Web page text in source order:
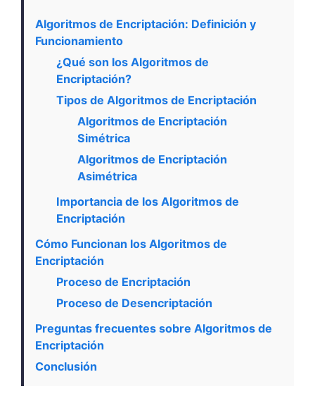
Algoritmos de Encriptación: Definición y
Funcionamiento
¿Qué son los Algoritmos de
Encriptación?
Tipos de Algoritmos de Encriptación
Algoritmos de Encriptación
Simétrica
Algoritmos de Encriptación
Asimétrica
Importancia de los Algoritmos de
Encriptación
Cómo Funcionan los Algoritmos de
Encriptación
Proceso de Encriptación
Proceso de Desencriptación
Preguntas frecuentes sobre Algoritmos de
Encriptación
Conclusión